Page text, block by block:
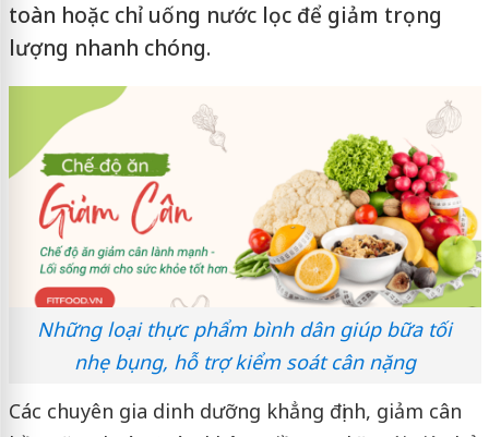
toàn hoặc chỉ uống nước lọc để giảm trọng
lượng nhanh chóng.
Những loại thực phẩm bình dân giúp bữa tối
nhẹ bụng, hỗ trợ kiểm soát cân nặng
Các chuyên gia dinh dưỡng khẳng định, giảm cân